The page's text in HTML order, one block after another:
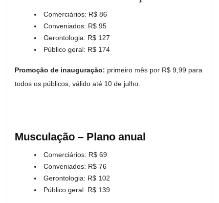
Comerciários: R$ 86
Conveniados: R$ 95
Gerontologia: R$ 127
Público geral: R$ 174
Promoção de inauguração: primeiro mês por R$ 9,99 para
todos os públicos, válido até 10 de julho.
Musculação – Plano anual
Comerciários: R$ 69
Conveniados: R$ 76
Gerontologia: R$ 102
Público geral: R$ 139